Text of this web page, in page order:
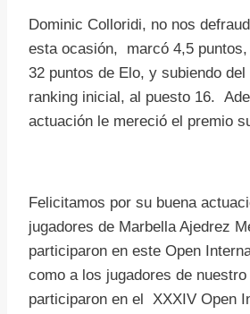
Dominic Colloridi, no nos
esta ocasión, marcó 4,5
32 puntos de Elo, y subiendo
ranking inicial, al puesto 16.
actuación le mereció el premio
Felicitamos por su buena
jugadores de Marbella Ajedrez
participaron en este Open
como a los jugadores de
participaron en el XXXIV Open